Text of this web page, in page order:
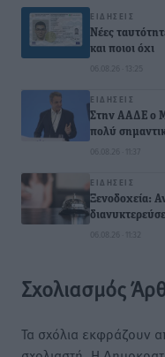
ΕΙΔΉΣΕΙΣ
Νέες
και ποιοι όχι
06.08.26 · 13:25
ΕΙΔΉΣΕΙΣ
Στην ΑΑΔΕ ο
πολύ
06.08.26 · 11:37
ΕΙΔΉΣΕΙΣ
Ξενοδοχεία:
06.08.26 · 11:32
Σχολιασμός
Τα σχόλια εκφράζουν